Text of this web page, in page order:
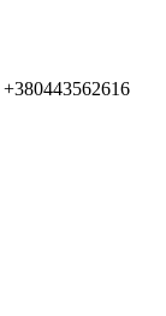
+380443562616